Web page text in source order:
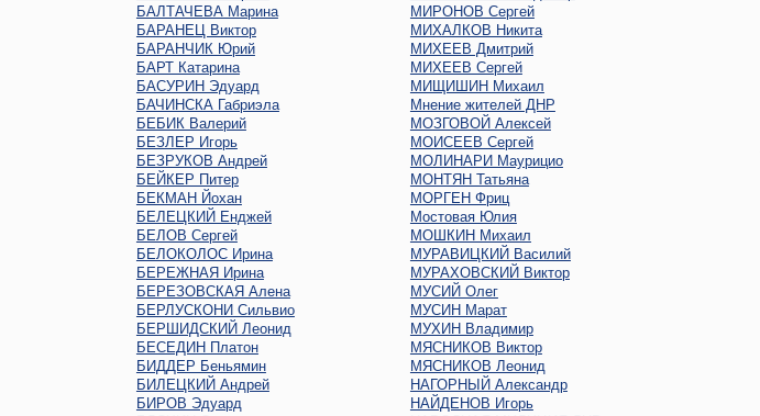
БАЛТАЧЕВА Марина
МИРОНОВ Сергей
БАРАНЕЦ Виктор
МИХАЛКОВ Никита
БАРАНЧИК Юрий
МИХЕЕВ Дмитрий
БАРТ Катарина
МИХЕЕВ Сергей
БАСУРИН Эдуард
МИЩИШИН Михаил
БАЧИНСКА Габриэла
Мнение жителей ДНР
БЕБИК Валерий
МОЗГОВОЙ Алексей
БЕЗЛЕР Игорь
МОИСЕЕВ Сергей
БЕЗРУКОВ Андрей
МОЛИНАРИ Маурицио
БЕЙКЕР Питер
МОНТЯН Татьяна
БЕКМАН Йохан
МОРГЕН Фриц
БЕЛЕЦКИЙ Енджей
Мостовая Юлия
БЕЛОВ Сергей
МОШКИН Михаил
БЕЛОКОЛОС Ирина
МУРАВИЦКИЙ Василий
БЕРЕЖНАЯ Ирина
МУРАХОВСКИЙ Виктор
БЕРЕЗОВСКАЯ Алена
МУСИЙ Олег
БЕРЛУСКОНИ Сильвио
МУСИН Марат
БЕРШИДСКИЙ Леонид
МУХИН Владимир
БЕСЕДИН Платон
МЯСНИКОВ Виктор
БИДДЕР Беньямин
МЯСНИКОВ Леонид
БИЛЕЦКИЙ Андрей
НАГОРНЫЙ Александр
БИРОВ Эдуард
НАЙДЕНОВ Игорь